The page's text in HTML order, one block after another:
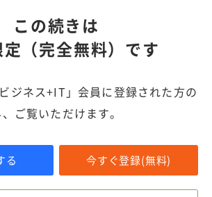
この続きは
（完全無料）です
ジネス+IT」会員に登録された方の
ご覧いただけます。
る 今すぐ登録(無料)